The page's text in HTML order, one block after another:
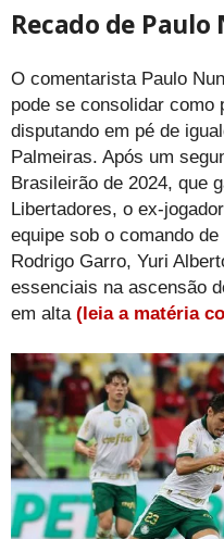
Recado de Paulo
O comentarista Paulo
pode se consolidar como
disputando em pé de
Palmeiras. Após um
Brasileirão de 2024, que
Libertadores, o ex-
equipe sob o comando
Rodrigo Garro, Yuri
essenciais na ascensão
em alta(leia a matéria